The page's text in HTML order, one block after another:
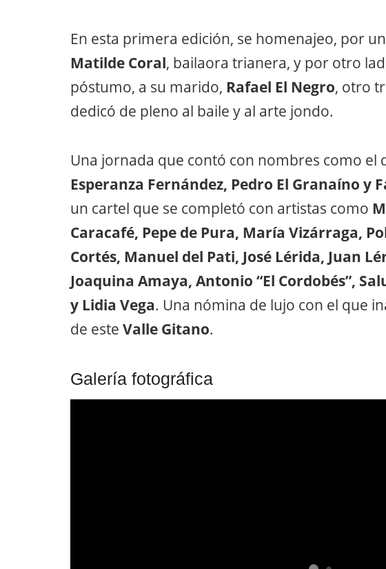
En esta primera edición, se homenajeo, por
Matilde Coral, bailaora trianera, y por otro
póstumo, a su marido, Rafael El Negro, otro
dedicó de pleno al baile y al arte jondo.
Una jornada que contó con nombres como el
Esperanza Fernández, Pedro El Granaíno y
un cartel que se completó con artistas como
Caracafé, Pepe de Pura, María Vizárraga,
Cortés, Manuel del Pati, José Lérida, Juan
Joaquina Amaya, Antonio “El Cordobés”,
y Lidia Vega. Una nómina de lujo con el que
de este Valle Gitano.
Galería fotográfica